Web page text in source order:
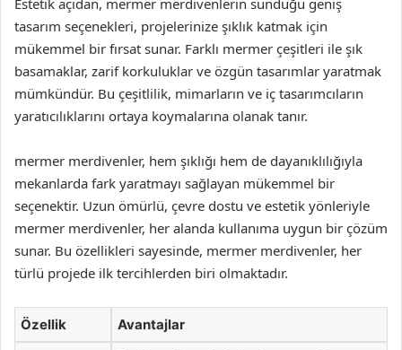
Estetik açıdan, mermer merdivenlerin sunduğu geniş
tasarım seçenekleri, projelerinize şıklık katmak için
mükemmel bir fırsat sunar. Farklı mermer çeşitleri ile şık
basamaklar, zarif korkuluklar ve özgün tasarımlar yaratmak
mümkündür. Bu çeşitlilik, mimarların ve iç tasarımcıların
yaratıcılıklarını ortaya koymalarına olanak tanır.
mermer merdivenler, hem şıklığı hem de dayanıklılığıyla
mekanlarda fark yaratmayı sağlayan mükemmel bir
seçenektir. Uzun ömürlü, çevre dostu ve estetik yönleriyle
mermer merdivenler, her alanda kullanıma uygun bir çözüm
sunar. Bu özellikleri sayesinde, mermer merdivenler, her
türlü projede ilk tercihlerden biri olmaktadır.
Özellik Avantajlar